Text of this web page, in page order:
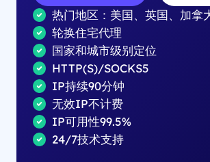
热门地区：美国、英国、加拿
轮换住宅代理
国家和城市级别定位
HTTP(S)/SOCKS5
IP持续90分钟
无效IP不计费
IP可用性99.5%
24/7技术支持